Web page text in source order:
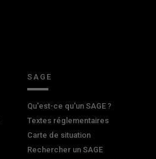
SAGE
Qu'est-ce qu'un SAGE ?
Textes réglementaires
Carte de situation
Rechercher un SAGE